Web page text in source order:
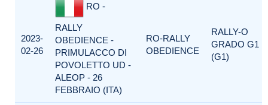
2023-
02-26
RO -
RALLY
OBEDIENCE -
PRIMULACCO DI
POVOLETTO UD -
ALEOP - 26
FEBBRAIO (ITA)
RO-RALLY
OBEDIENCE
RALLY-O
GRADO G1
(G1)